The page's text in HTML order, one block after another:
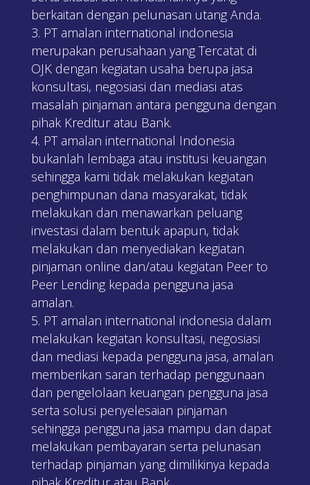
berkaitan dengan pelunasan utang Anda.
PT amalan international indonesia
merupakan perusahaan yang Tercatat di
OJK dengan kegiatan usaha berupa jasa
konsultasi, negosiasi dan mediasi atas
masalah pinjaman antara pengguna dengan
pihak Kreditur atau Bank.
PT amalan international Indonesia
bukanlah lembaga atau institusi keuangan
sehingga kami tidak melakukan kegiatan
penghimpunan dana masyarakat, tidak
melakukan dan menawarkan peluang
investasi dalam bentuk apapun, tidak
melakukan dan menyediakan kegiatan
pinjaman online dan/atau kegiatan Peer to
Peer Lending kepada pengguna jasa
amalan.
PT amalan international indonesia dalam
melakukan kegiatan konsultasi, negosiasi
dan mediasi kepada pengguna jasa, amalan
memberikan saran terhadap penggunaan
dan pengelolaan keuangan pengguna jasa
serta solusi penyelesaian pinjaman
sehingga pengguna jasa mampu dan dapat
melakukan pembayaran serta pelunasan
terhadap pinjaman yang dimilikinya kepada